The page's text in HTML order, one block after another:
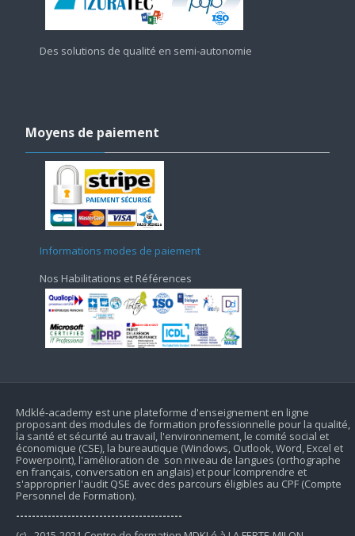
Bureautique
Des solutions de qualité en semi-autonomie
Moyens
paiement
Moyens de paiement
Informations modes de paiement
Nos Habilitations et Références
Mdklé-academy est une plateforme d'enseignement en ligne
proposant des modules de formation professionnelle pour la qualité,
la santé et sécurité au travail, l'environnement, le comité social et
économique (CSE), la bureautique (Windows, Outlook, Word, Excel et
Powerpoint), l'amélioration de son niveau de langues (orthographe
en français, conversation en anglais) et pour lcomprendre et
s'approprier l'audit QSE avec des parcours éligibles au CPF (Compte
Personnel de Formation).
------------------------------------------